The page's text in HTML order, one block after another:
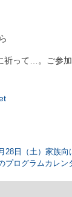
祈って…。ご参
28日（土）家族向
プログラムカレン